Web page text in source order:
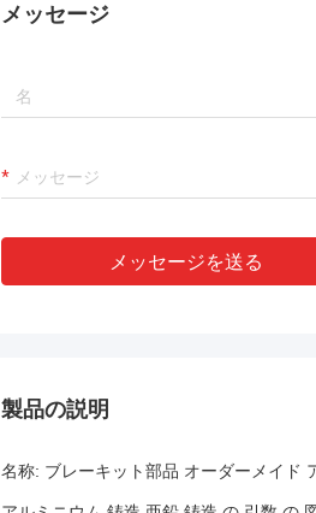
メッセージ
メッセージを送る
製品の説明
名称: ブレーキット部品 オーダーメイド